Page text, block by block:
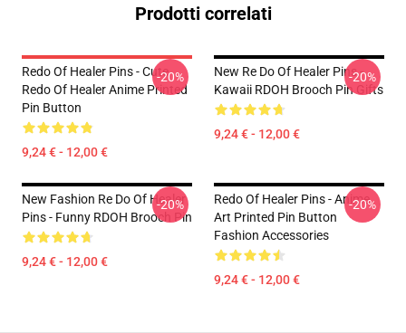
Prodotti correlati
Redo Of Healer Pins - Cute
Redo Of Healer Anime Printed
Pin Button
9,24 € - 12,00 €
-20%
New Re Do Of Healer Pins -
Kawaii RDOH Brooch Pin Gifts
9,24 € - 12,00 €
-20%
New Fashion Re Do Of Healer
Pins - Funny RDOH Brooch Pin
9,24 € - 12,00 €
-20%
Redo Of Healer Pins - Anime
Art Printed Pin Button
Fashion Accessories
9,24 € - 12,00 €
-20%